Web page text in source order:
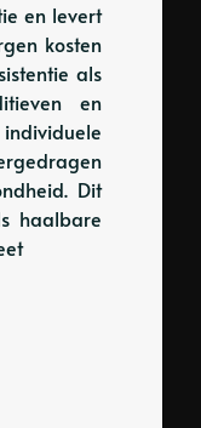
en levert
kosten
als
en
Dit
haalbare